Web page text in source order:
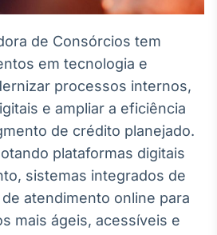
conteúdos e
Broadcast
Ticker
Cotações e
headlines de
notícias
Broadcast
Widgets
Componentes
de Consórcios tem
em tecnologia e
processos internos,
e ampliar a eficiência
de crédito planejado.
plataformas digitais
sistemas integrados de
atendimento online para
mais ágeis, acessíveis e